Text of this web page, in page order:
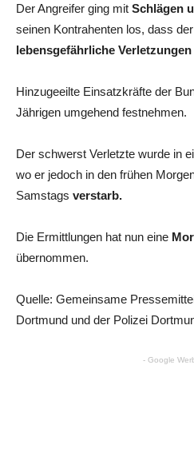
Der Angreifer ging mit Schlägen
seinen Kontrahenten los, dass
lebensgefährliche Verletzungen
Hinzugeeilte Einsatzkräfte der
Jährigen umgehend festnehmen.
Der schwerst Verletzte wurde in
wo er jedoch in den frühen
Samstags verstarb.
Die Ermittlungen hat nun eine
übernommen.
Quelle: Gemeinsame
Dortmund und der Polizei
- Google